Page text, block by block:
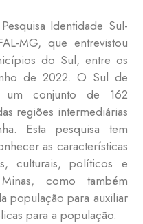
Identidade Sul-
MG, que entrevistou
do Sul, entre os
de 2022. O Sul de
conjunto de 162
regiões intermediárias
Esta pesquisa tem
as características
culturais, políticos e
como também
população para auxiliar
para a população.